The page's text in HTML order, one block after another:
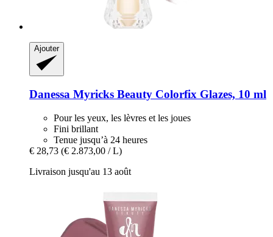
Ajouter
Danessa Myricks Beauty Colorfix Glazes, 10 ml
Pour les yeux, les lèvres et les joues
Fini brillant
Tenue jusqu’à 24 heures
€ 28,73 (€ 2.873,00 / L)
Livraison jusqu'au 13 août